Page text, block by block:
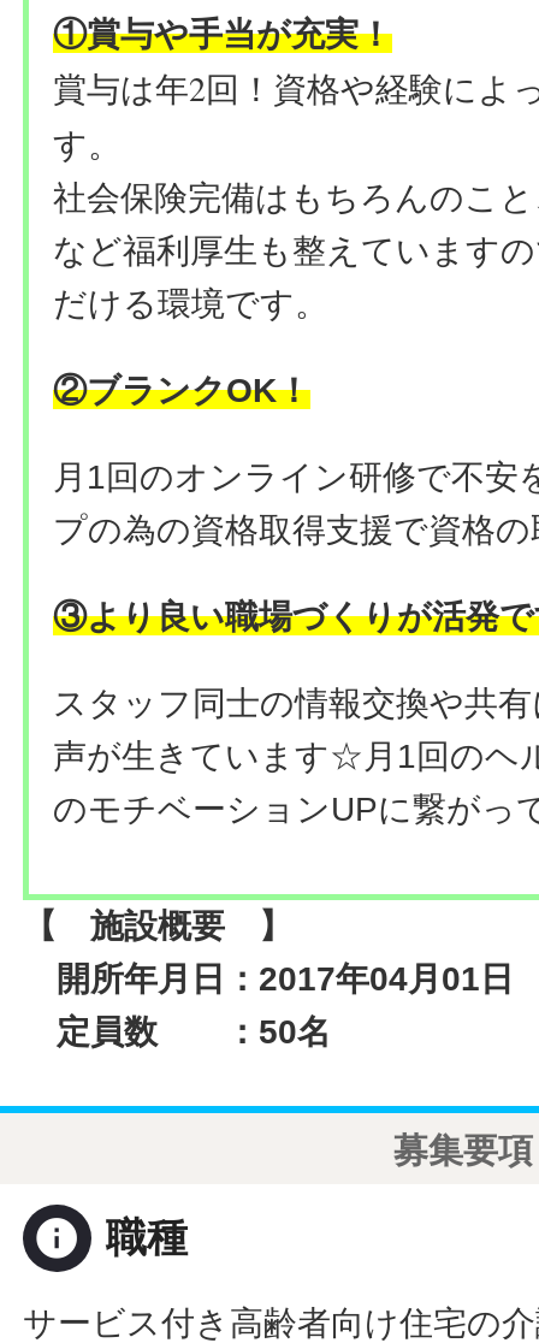
①賞与や手当が充実！
賞与は年2回！資格や経験によ
す。
社会保険完備はもちろんのこ
など福利厚生も整えています
だける環境です。
②ブランクOK！
月1回のオンライン研修で不安
プの為の資格取得支援で資格
③より良い職場づくりが活発
スタッフ同士の情報交換や共
声が生きています☆月1回のヘ
のモチベーションUPに繋がっ
【 施設概要 】
開所年月日：2017年04月01日
定員数 ：50名
募集要項
info 職種
サービス付き高齢者向け住宅の